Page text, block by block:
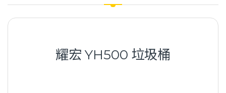
耀宏 YH500 垃圾桶